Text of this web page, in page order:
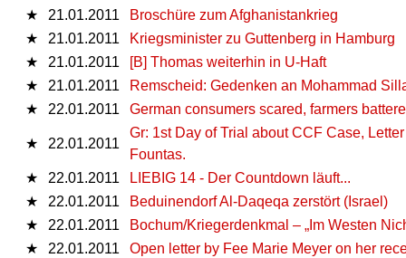
★
21.01.2011
Broschüre zum Afghanistankrieg
★
21.01.2011
Kriegsminister zu Guttenberg in Hamburg
★
21.01.2011
[B] Thomas weiterhin in U-Haft
★
21.01.2011
Remscheid: Gedenken an Mohammad
★
22.01.2011 German consumers scared, farmers
★ 22.01.2011
Gr: 1st Day of Trial about CCF Case,
Fountas.
★
22.01.2011
LIEBIG 14 - Der Countdown läuft...
★
22.01.2011
Beduinendorf Al-Daqeqa zerstört (Israel)
★
22.01.2011
Bochum/Kriegerdenkmal – „Im Westen
★
22.01.2011
Open letter by Fee Marie Meyer on her